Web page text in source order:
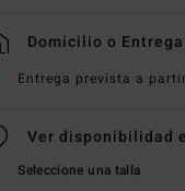
Domicilio o
Entrega prevista a
Ver disponibilidad
Seleccione una talla